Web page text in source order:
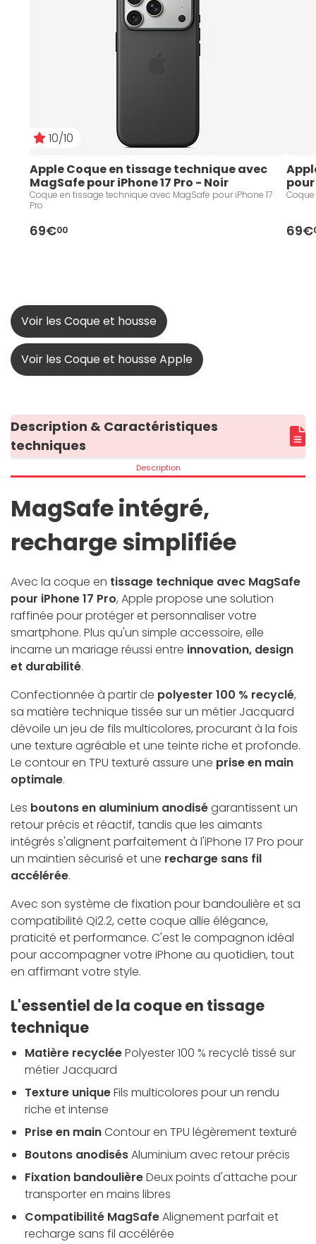
10/10
Apple Coque en tissage technique avec
MagSafe pour iPhone 17 Pro - Noir
Coque en tissage technique avec MagSafe pour iPhone 17
Pro
69€00
pour
69€
Voir les Coque et housse
Voir les Coque et housse Apple
Description & Caractéristiques
techniques
Description
MagSafe intégré,
recharge simplifiée
Avec la coque en tissage technique avec MagSafe
pour iPhone 17 Pro, Apple propose une solution
raffinée pour protéger et personnaliser votre
smartphone. Plus qu'un simple accessoire, elle
incarne un mariage réussi entre innovation, design
et durabilité.
Confectionnée à partir de polyester 100 % recyclé,
sa matière technique tissée sur un métier Jacquard
dévoile un jeu de fils multicolores, procurant à la fois
une texture agréable et une teinte riche et profonde.
Le contour en TPU texturé assure une prise en main
optimale.
Les boutons en aluminium anodiségarantissent un
retour précis et réactif, tandis que les aimants
intégrés s'alignent parfaitement à l'iPhone 17 Pro pour
un maintien sécurisé et une recharge sans fil
accélérée.
Avec son système de fixation pour bandoulière et sa
compatibilité Qi2.2, cette coque allie élégance,
praticité et performance. C'est le compagnon idéal
pour accompagner votre iPhone au quotidien, tout
en affirmant votre style.
L'essentiel de la coque en tissage
technique
Matière recycléePolyester 100 % recyclé tissé sur
métier Jacquard
Texture uniqueFils multicolores pour un rendu
riche et intense
Prise en mainContour en TPU légèrement texturé
Boutons anodisésAluminium avec retour précis
Fixation bandoulièreDeux points d'attache pour
transporter en mains libres
Compatibilité MagSafeAlignement parfait et
recharge sans fil accélérée